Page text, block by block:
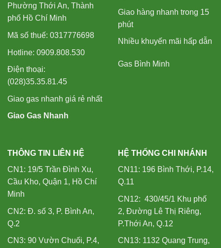
Phường Thới An, Thành
phố Hồ Chí Minh
Mã số thuế: 0317776698
Hotline: 0909.808.530
Điện thoại:
(028)35.35.81.45
Giao gas nhanh giá rẻ nhất
Giao Gas Nhanh
Giao hàng nhanh trong 15
phút
Nhiều khuyến mãi hấp dẫn
Gas Bình Minh
THÔNG TIN LIÊN HỆ
CN1: 19/5 Trần Đình Xu,
Cầu Kho, Quận 1, Hồ Chí
Minh
CN2: Đ. số 3, P. Bình An,
Q.2
CN3: 90 Vườn Chuối, P.4,
HỆ THỐNG CHI NHÁNH
CN11: 196 Bình Thới, P.14,
Q.11
CN12: 430/45/1 Khu phố
2, Đường Lê Thị Riêng,
P.Thới An, Q.12
CN13: 1132 Quang Trung,